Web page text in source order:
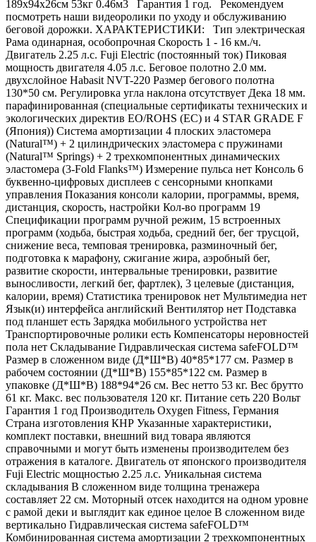
189х94х26см 53кг 0.46м3 Гарантия 1 год. Рекомендуем
посмотреть наши видеоролики по уходу и обслуживанию
беговой дорожки. ХАРАКТЕРИСТИКИ: Тип электрическая
Рама одинарная, особопрочная Скорость 1 - 16 км./ч.
Двигатель 2.25 л.с. Fuji Electric (постоянный ток) Пиковая
мощность двигателя 4.05 л.с. Беговое полотно 2.0 мм.
двухслойное Habasit NVT-220 Размер бегового полотна
130*50 см. Регулировка угла наклона отсутствует Дека 18 мм.
парафинированная (специальные сертификаты технических и
экологических директив EO/ROHS (ЕС) и 4 STAR GRADE F
(Япония)) Система амортизации 4 плоских эластомера
(Natural™) + 2 цилиндрических эластомера с пружинами
(Natural™ Springs) + 2 трехкомпонентных динамических
эластомера (3-Fold Flanks™) Измерение пульса нет Консоль 6
буквенно-цифровых дисплеев с сенсорными кнопками
управления Показания консоли калории, программы, время,
дистанция, скорость, настройки Кол-во программ 19
Спецификации программ ручной режим, 15 встроенных
программ (ходьба, быстрая ходьба, средний бег, бег трусцой,
снижение веса, темповая тренировка, разминочный бег,
подготовка к марафону, сжигание жира, аэробный бег,
развитие скорости, интервальные тренировки, развитие
выносливости, легкий бег, фартлек), 3 целевые (дистанция,
калории, время) Статистика тренировок нет Мультимедиа нет
Язык(и) интерфейса английский Вентилятор нет Подставка
под планшет есть Зарядка мобильного устройства нет
Транспортировочные ролики есть Компенсаторы неровностей
пола нет Складывание Гидравлическая система safeFOLD™
Размер в сложенном виде (Д*Ш*В) 40*85*177 см. Размер в
рабочем состоянии (Д*Ш*В) 155*85*122 см. Размер в
упаковке (Д*Ш*В) 188*94*26 см. Вес нетто 53 кг. Вес брутто
61 кг. Макс. вес пользователя 120 кг. Питание сеть 220 Вольт
Гарантия 1 год Производитель Oxygen Fitness, Германия
Страна изготовления КНР Указанные характеристики,
комплект поставки, внешний вид товара являются
справочными и могут быть изменены производителем без
отражения в каталоге. Двигатель от японского производителя
Fuji Electric мощностью 2.25 л.с. Уникальная система
складывания В сложенном виде толщина тренажера
составляет 22 см. Моторный отсек находится на одном уровне
с рамой деки и выглядит как единое целое В сложенном виде
вертикально Гидравлическая система safeFOLD™
Комбинированная система амортизации 2 трехкомпонентных